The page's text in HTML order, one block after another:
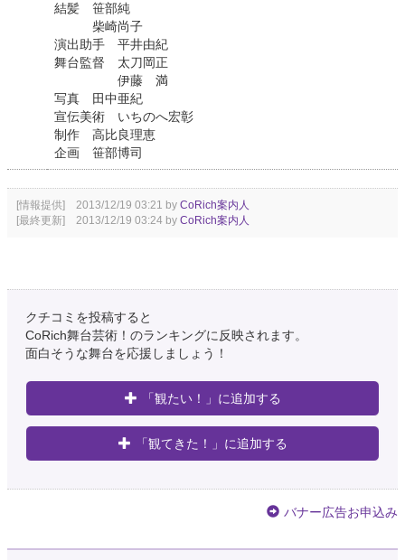
結髪 笹部純
柴崎尚子
演出助手 平井由紀
舞台監督 太刀岡正
伊藤 満
写真 田中亜紀
宣伝美術 いちのへ宏彰
制作 高比良理恵
企画 笹部博司
[情報提供] 2013/12/19 03:21 by CoRich案内人
[最終更新] 2013/12/19 03:24 by CoRich案内人
クチコミを投稿すると
CoRich舞台芸術！のランキングに反映されます。
面白そうな舞台を応援しましょう！
「観たい！」に追加する
「観てきた！」に追加する
バナー広告お申込み